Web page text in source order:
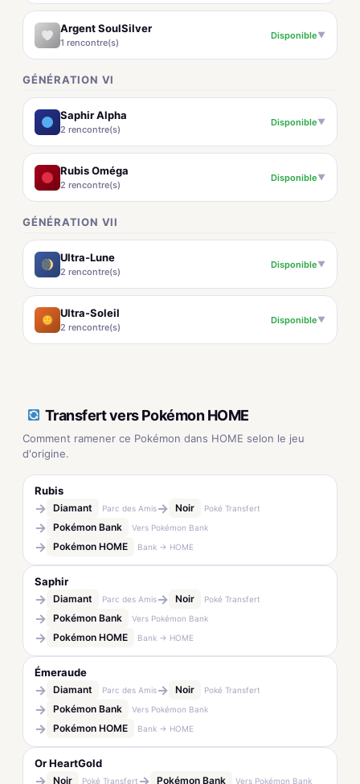
Argent SoulSilver
1 rencontre(s)
Disponible▼
GÉNÉRATION VI
Saphir Alpha
2 rencontre(s)
Disponible▼
Rubis Oméga
2 rencontre(s)
Disponible▼
GÉNÉRATION VII
Ultra-Lune
2 rencontre(s)
Disponible▼
Ultra-Soleil
2 rencontre(s)
Disponible▼
Transfert vers Pokémon HOME
Comment ramener ce Pokémon dans HOME selon le jeu
d'origine.
Rubis
→ Diamant Parc des Amis→ Noir Poké Transfert
→ Pokémon Bank Vers Pokémon Bank
→ Pokémon HOME Bank → HOME
Saphir
→ Diamant Parc des Amis→ Noir Poké Transfert
→ Pokémon Bank Vers Pokémon Bank
→ Pokémon HOME Bank → HOME
Émeraude
→ Diamant Parc des Amis→ Noir Poké Transfert
→ Pokémon Bank Vers Pokémon Bank
→ Pokémon HOME Bank → HOME
Or HeartGold
→ Noir Poké Transfert → Pokémon Bank Vers Pokémon Bank